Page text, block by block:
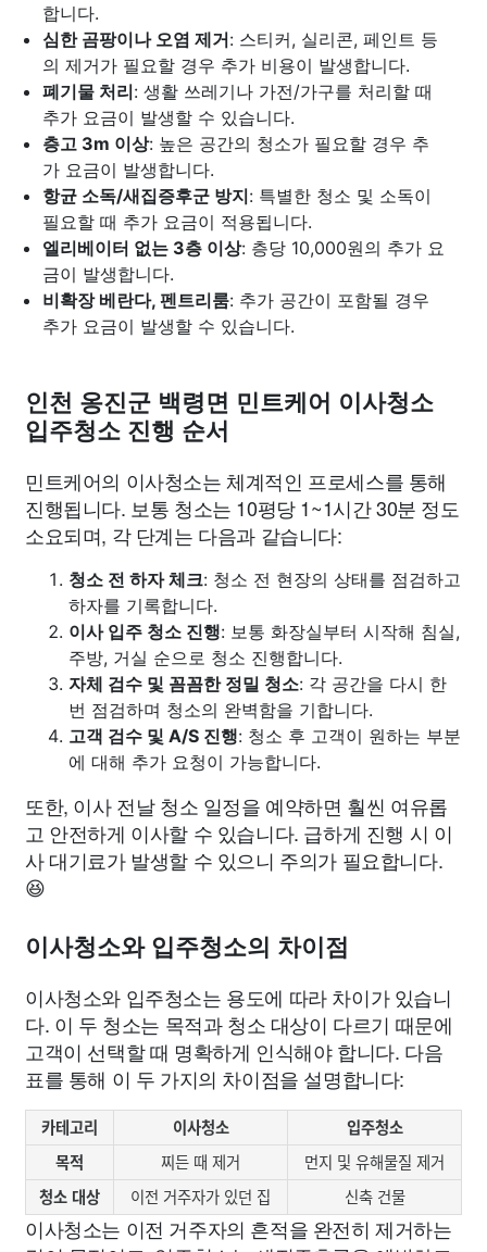
합니다.
심한 곰팡이나 오염 제거: 스티커, 실리콘, 페인트 등
의 제거가 필요할 경우 추가 비용이 발생합니다.
폐기물 처리: 생활 쓰레기나 가전/가구를 처리할 때
추가 요금이 발생할 수 있습니다.
층고 3m 이상: 높은 공간의 청소가 필요할 경우 추
가 요금이 발생합니다.
항균 소독/새집증후군 방지: 특별한 청소 및 소독이
필요할 때 추가 요금이 적용됩니다.
엘리베이터 없는 3층 이상: 층당 10,000원의 추가 요
금이 발생합니다.
비확장 베란다, 펜트리룸: 추가 공간이 포함될 경우
추가 요금이 발생할 수 있습니다.
인천 옹진군 백령면 민트케어 이사청소
입주청소 진행 순서
민트케어의 이사청소는 체계적인 프로세스를 통해
진행됩니다. 보통 청소는 10평당 1~1시간 30분 정도
소요되며, 각 단계는 다음과 같습니다:
청소 전 하자 체크: 청소 전 현장의 상태를 점검하고
하자를 기록합니다.
이사 입주 청소 진행: 보통 화장실부터 시작해 침실,
주방, 거실 순으로 청소 진행합니다.
자체 검수 및 꼼꼼한 정밀 청소: 각 공간을 다시 한
번 점검하며 청소의 완벽함을 기합니다.
고객 검수 및 A/S 진행: 청소 후 고객이 원하는 부분
에 대해 추가 요청이 가능합니다.
또한, 이사 전날 청소 일정을 예약하면 훨씬 여유롭
고 안전하게 이사할 수 있습니다. 급하게 진행 시 이
사 대기료가 발생할 수 있으니 주의가 필요합니다.
😆
이사청소와 입주청소의 차이점
이사청소와 입주청소는 용도에 따라 차이가 있습니
다. 이 두 청소는 목적과 청소 대상이 다르기 때문에
고객이 선택할 때 명확하게 인식해야 합니다. 다음
표를 통해 이 두 가지의 차이점을 설명합니다:
카테고리 이사청소
입주청소
목적
찌든 때 제거
먼지 및 유해물질 제거
청소 대상
이전 거주자가 있던 집 신축 건물
이사청소는 이전 거주자의 흔적을 완전히 제거하는